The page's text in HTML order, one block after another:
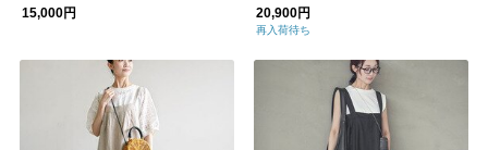
ット
15,000円
20,900円
再入荷待ち